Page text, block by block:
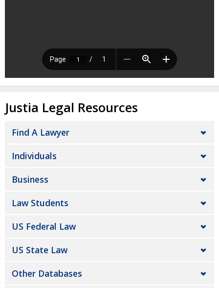
Justia Legal Resources
Find A Lawyer
Individuals
Business
Law Students
US Federal Law
US State Law
Other Databases